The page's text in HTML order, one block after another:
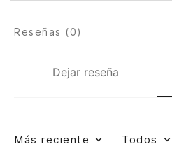
Dejar reseña
Reseñas (0)
Más reciente Todos